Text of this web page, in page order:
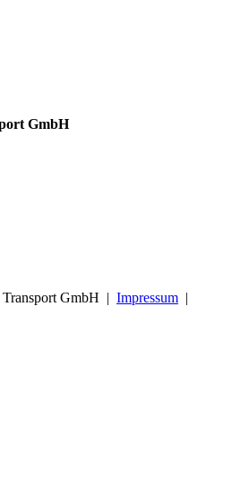
GmbH
Transport GmbH | Impressum |